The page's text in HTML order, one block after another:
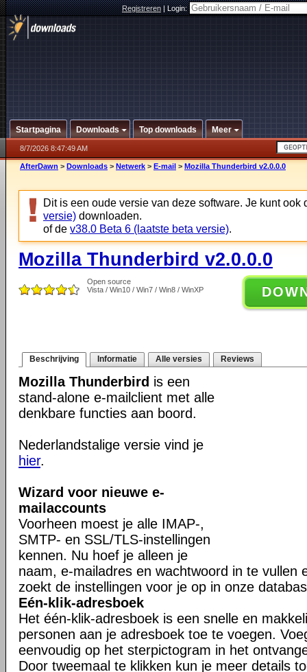
Registreren|Login:
Startpagina Downloads Top downloads Meer
8/7/2026 8:47:49 AM
AfterDawn > Downloads > Netwerk > E-mail > Mozilla Thunderbird v2.0.0.0
Dit is een oude versie van deze software. Je kunt ook
versie) downloaden.
of de v38.0 Beta 6 (laatste beta versie).
Mozilla Thunderbird v2.0.0.0
Open source
Vista / Win10 / Win7 / Win8 / WinXP
Beschrijving Informatie Alle versies Reviews
Mozilla Thunderbird is een
stand-alone e-mailclient met alle
denkbare functies aan boord.
Nederlandstalige versie vind je
hier.
Wizard voor nieuwe e-
mailaccounts
Voorheen moest je alle IMAP-,
SMTP- en SSL/TLS-instellingen
kennen. Nu hoef je alleen je
naam, e-mailadres en wachtwoord in te vullen
zoekt de instellingen voor je op in onze
Eén-klik-adresboek
Het één-klik-adresboek is een snelle en
personen aan je adresboek toe te voegen.
eenvoudig op het sterpictogram in het
Door tweemaal te klikken kun je meer details